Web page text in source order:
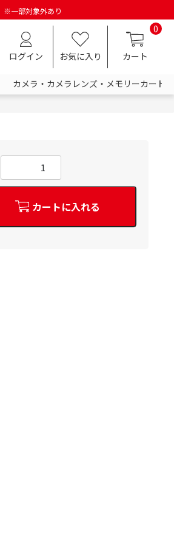
※一部対象外あり
ログイン お気に入り
0
カート
カメラ・カメラレンズ・メモリーカード
カートに入れる